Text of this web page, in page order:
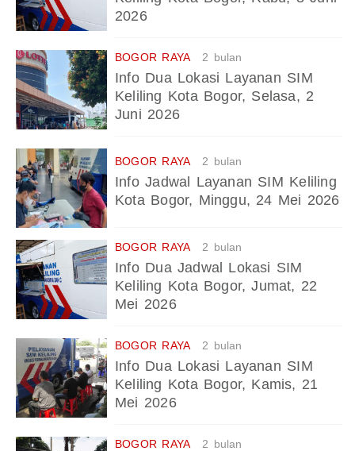
2026
BOGOR RAYA 2 bulan
Info Dua Lokasi Layanan SIM
Keliling Kota Bogor, Selasa, 2
Juni 2026
BOGOR RAYA 2 bulan
Info Jadwal Layanan SIM Keliling
Kota Bogor, Minggu, 24 Mei 2026
BOGOR RAYA 2 bulan
Info Dua Jadwal Lokasi SIM
Keliling Kota Bogor, Jumat, 22
Mei 2026
BOGOR RAYA 2 bulan
Info Dua Lokasi Layanan SIM
Keliling Kota Bogor, Kamis, 21
Mei 2026
BOGOR RAYA 2 bulan